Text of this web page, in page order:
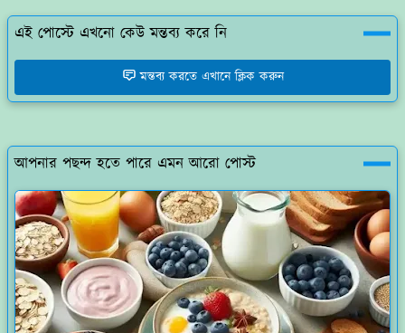
এই পোস্টে এখনো কেউ মন্তব্য করে নি
মন্তব্য করতে এখানে ক্লিক করুন
আপনার পছন্দ হতে পারে এমন আরো পোস্ট